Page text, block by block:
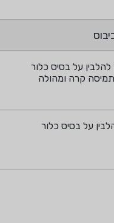
על בסיס כלור
קרה ומהולה
על בסיס כלור